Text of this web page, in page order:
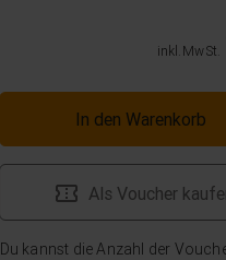
inkl. MwSt.
In den Warenkorb
Als Voucher
Du kannst die Anzahl der